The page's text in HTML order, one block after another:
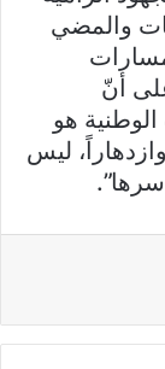
والمضي
أنّ
هو
ليس